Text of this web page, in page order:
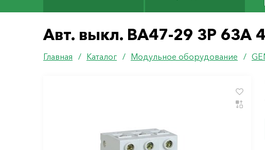
Авт. выкл. ВА47-29 3Р 63А
Главная / Каталог / Модульное оборудование /